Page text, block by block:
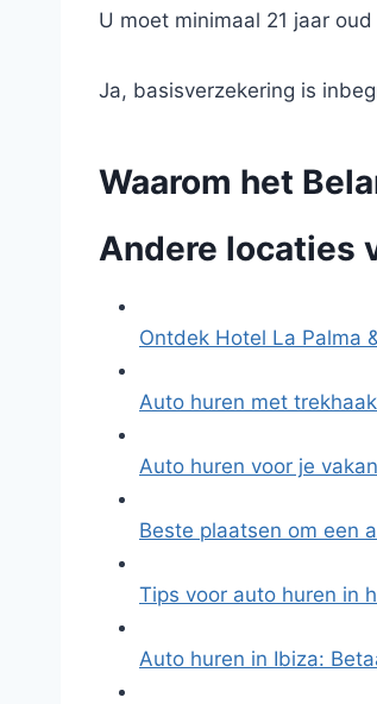
U moet minimaal 21 jaar
Ja, basisverzekering is
Waarom het
Andere locaties
Ontdek Hotel La Palma
Auto huren met
Auto huren voor je
Beste plaatsen om een
Tips voor auto huren in
Auto huren in Ibiza: